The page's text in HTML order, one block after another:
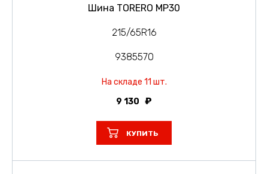
Шина TORERO MP30
215/65R16
9385570
На складе 11 шт.
9 130
КУПИТЬ